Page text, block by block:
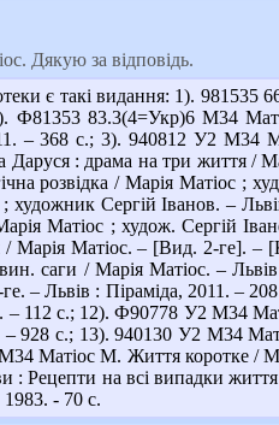
Дякую за відповідь.
є такі видання: 1).
83.3(4=Укр)6 М34
– 368 с.; 3). 940812 У2 М34
: драма на три життя /
розвідка / Марія Матіос ;
Сергій Іванов. –
Матіос ; худож. Сергій
/ Марія Матіос. – [Вид. 2-
саги / Марія Матіос. –
– Львів : Піраміда, 2011. –
– 112 с.; 12). Ф90778 У2 М34
с.; 13). 940130 У2 М34
Матіос М. Життя коротке /
Рецепти на всі випадки
- 70 с.